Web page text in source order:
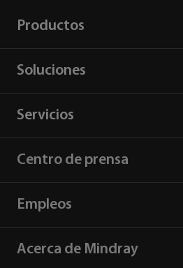
Productos
Soluciones
Servicios
Centro de prensa
Empleos
Acerca de Mindray